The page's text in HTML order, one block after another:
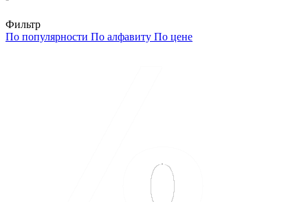
Фильтр
По популярности По алфавиту По цене